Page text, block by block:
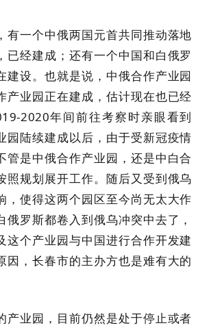
有一个中俄两国元首共同推动落地
已经建成；还有一个中国和白俄罗
建设。也就是说，中俄合作产业园
产业园正在建成，估计现在也已经
2020年间前往考察时亲眼看到
园陆续建成以后，由于受新冠疫情
管是中俄合作产业园，还是中白合
照规划展开工作。随后又受到俄乌
，使得这两个园区至今尚无太大作
俄罗斯都卷入到俄乌冲突中去了，
这个产业园与中国进行合作开发建
因，长春市的主办方也是难有大的
产业园，目前仍然是处于停止或者